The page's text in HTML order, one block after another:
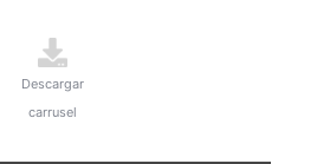
Descargar
carrusel